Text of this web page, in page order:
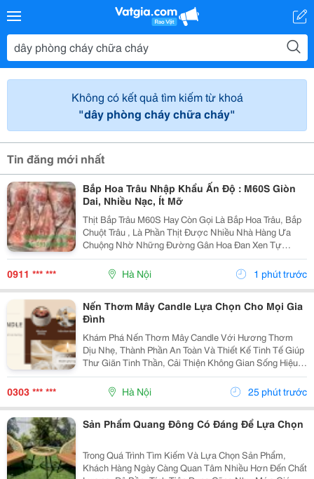
Không có kết quả tìm kiếm từ khoá
"dây phòng cháy chữa cháy"
Tin đăng mới nhất
Bắp Hoa Trâu Nhập Khẩu Ấn Độ : M60S Giòn
Dai, Nhiều Nạc, Ít Mỡ
Thịt Bắp Trâu M60S Hay Còn Gọi Là Bắp Hoa Trâu, Bắp
Chuột Trâu , Là Phần Thịt Được Nhiều Nhà Hàng Ưa
Chuộng Nhờ Những Đường Gân Hoa Đan Xen Tự
Nhiên Trong Thớ Thịt . Khi Chế Biến, Phần Thịt Săn
Chắc, Ngọt Đậm, Kết Hợp Cùng Độ Giòn Dai Sần Sật
Của Gân...
0911 *** *** Hà Nội 1 phút trước
Nến Thơm Mây Candle Lựa Chọn Cho Mọi Gia
Đình
Khám Phá Nến Thơm Mây Candle Với Hương Thơm
Dịu Nhẹ, Thành Phần An Toàn Và Thiết Kế Tinh Tế Giúp
Thư Giãn Tinh Thần, Cải Thiện Không Gian Sống Hiệu
Quả. Nến Thơm Mây Candle &Ndash; Giải Pháp Thư
Giãn Cho Cuộc Sống Hiện Đại Trong Cuộc Sống Hiện...
0303 *** *** Hà Nội 25 phút trước
Sản Phẩm Quang Đông Có Đáng Để Lựa Chọn
Trong Quá Trình Tìm Kiếm Và Lựa Chọn Sản Phẩm,
Khách Hàng Ngày Càng Quan Tâm Nhiều Hơn Đến Chất